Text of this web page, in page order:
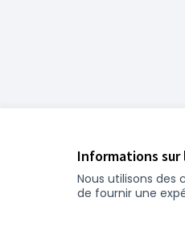
Informations sur
Nous utilisons
de fournir une